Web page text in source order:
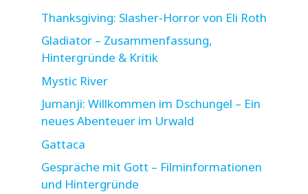
Thanksgiving: Slasher-Horror von Eli Roth
Gladiator – Zusammenfassung,
Hintergründe & Kritik
Mystic River
Jumanji: Willkommen im Dschungel – Ein
neues Abenteuer im Urwald
Gattaca
Gespräche mit Gott – Filminformationen
und Hintergründe